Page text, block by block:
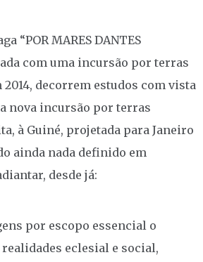
“POR MARES DANTES
com uma incursão por terras
decorrem estudos com vista
nova incursão por terras
à Guiné, projetada para Janeiro
ainda nada definido em
desde já:
por escopo essencial o
eclesial e social,